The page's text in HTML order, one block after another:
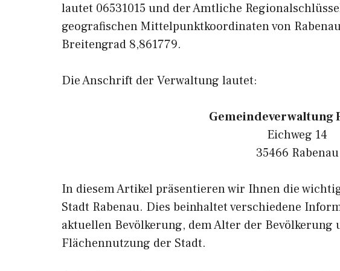
lautet 06531015 und der Amtliche
geografischen Mittelpunktkoordinaten von
Breitengrad 8,861779.
Die Anschrift der Verwaltung lautet:
Gemeindeverwaltung
Eichweg 14
35466 Rabenau
In diesem Artikel präsentieren wir Ihnen die
Stadt Rabenau. Dies beinhaltet verschiedene
aktuellen Bevölkerung, dem Alter der Bevölkerung
Flächennutzung der Stadt.